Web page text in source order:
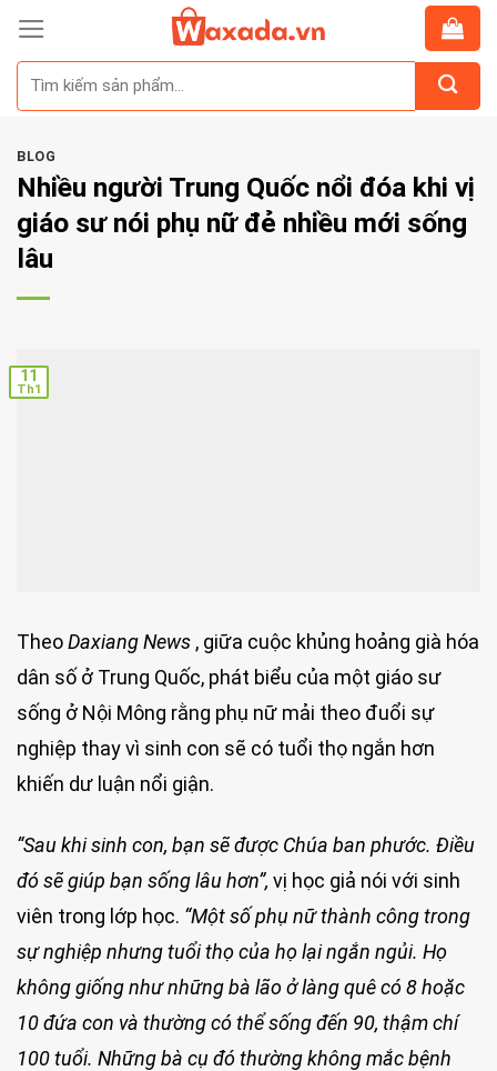
Skip
content
BLOG
Nhiều người Trung Quốc nổi đóa khi vị
giáo sư nói phụ nữ đẻ nhiều mới sống
lâu
11
Th1
TheoDaxiang News , giữa cuộc khủng hoảng già hóa
dân số ở Trung Quốc, phát biểu của một giáo sư
sống ở Nội Mông rằng phụ nữ mải theo đuổi sự
nghiệp thay vì sinh con sẽ có tuổi thọ ngắn hơn
khiến dư luận nổi giận.
“Sau khi sinh con, bạn sẽ được Chúa ban phước. Điều
đó sẽ giúp bạn sống lâu hơn”, vị học giả nói với sinh
viên trong lớp học. “Một số phụ nữ thành công trong
sự nghiệp nhưng tuổi thọ của họ lại ngắn ngủi. Họ
không giống như những bà lão ở làng quê có 8 hoặc
10 đứa con và thường có thể sống đến 90, thậm chí
100 tuổi. Những bà cụ đó thường không mắc bệnh